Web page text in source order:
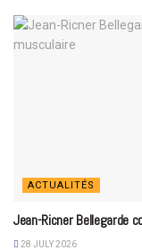
ACTUALITÉS
Jean-Ricner Bellegarde
28 JULY 2026